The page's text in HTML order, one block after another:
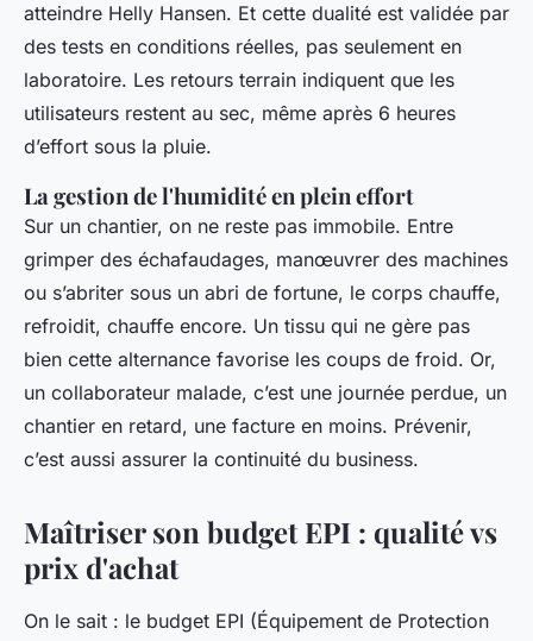
atteindre Helly Hansen. Et cette dualité est validée par
des tests en conditions réelles, pas seulement en
laboratoire. Les retours terrain indiquent que les
utilisateurs restent au sec, même après 6 heures
d’effort sous la pluie.
La gestion de l'humidité en plein effort
Sur un chantier, on ne reste pas immobile. Entre
grimper des échafaudages, manœuvrer des machines
ou s’abriter sous un abri de fortune, le corps chauffe,
refroidit, chauffe encore. Un tissu qui ne gère pas
bien cette alternance favorise les coups de froid. Or,
un collaborateur malade, c’est une journée perdue, un
chantier en retard, une facture en moins. Prévenir,
c’est aussi assurer la continuité du business.
Maîtriser son budget EPI : qualité vs
prix d'achat
On le sait : le budget EPI (Équipement de Protection